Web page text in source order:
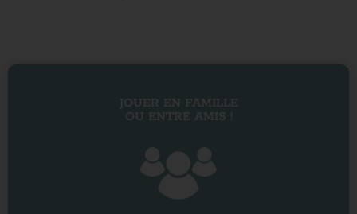
JOUER EN FAMILLE
OU ENTRE AMIS !